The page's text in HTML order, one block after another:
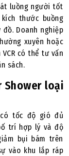
luồng người tốt
thước buồng
Doanh nghiệp
xuyên hoặc
có thể tư vấn
sách.
Shower loại
tốc độ gió đủ
trí hợp lý và độ
bụi bám trên
vào khu lắp ráp